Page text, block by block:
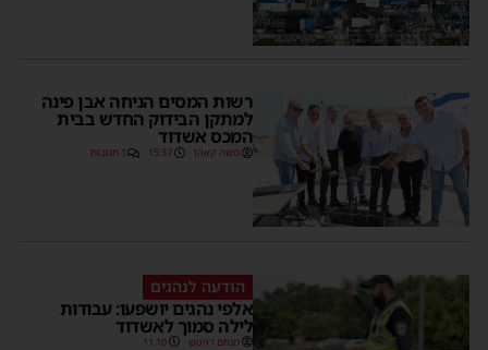
רשות המסים הניחה אבן פינה
למתקן הבידוק החדש בבית
המכס אשדוד
משה קאהן 15:37 1 תגובות
הודעה לנהגים
אלפי נהגים יושפעו: עבודות
לילה סמוך לאשדוד
מנחם דויטש 11:10